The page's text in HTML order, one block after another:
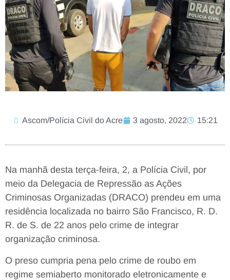
Ascom/Polícia Civil do Acre 3 agosto, 2022 15:21
Na manhã desta terça-feira, 2, a Polícia Civil, por
meio da Delegacia de Repressão as Ações
Criminosas Organizadas (DRACO) prendeu em uma
residência localizada no bairro São Francisco, R. D.
R. de S. de 22 anos pelo crime de integrar
organização criminosa.
O preso cumpria pena pelo crime de roubo em
regime semiaberto monitorado eletronicamente e